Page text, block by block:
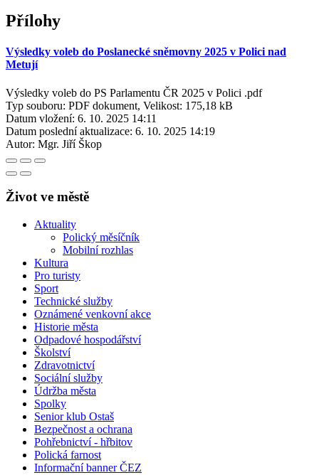
Přílohy
Výsledky voleb do Poslanecké sněmovny 2025 v Polici nad
Metují
Výsledky voleb do PS Parlamentu ČR 2025 v Polici .pdf
Typ souboru: PDF dokument, Velikost: 175,18 kB
Datum vložení: 6. 10. 2025 14:11
Datum poslední aktualizace: 6. 10. 2025 14:19
Autor: Mgr. Jiří Škop
Život ve městě
Aktuality
Polický měsíčník
Mobilní rozhlas
Kultura
Pro turisty
Sport
Technické služby
Oznámené venkovní akce
Historie města
Odpadové hospodářství
Školství
Zdravotnictví
Sociální služby
Údržba města
Spolky
Senior klub Ostaš
Bezpečnost a ochrana
Pohřebnictví - hřbitov
Polická farnost
Informační banner ČEZ